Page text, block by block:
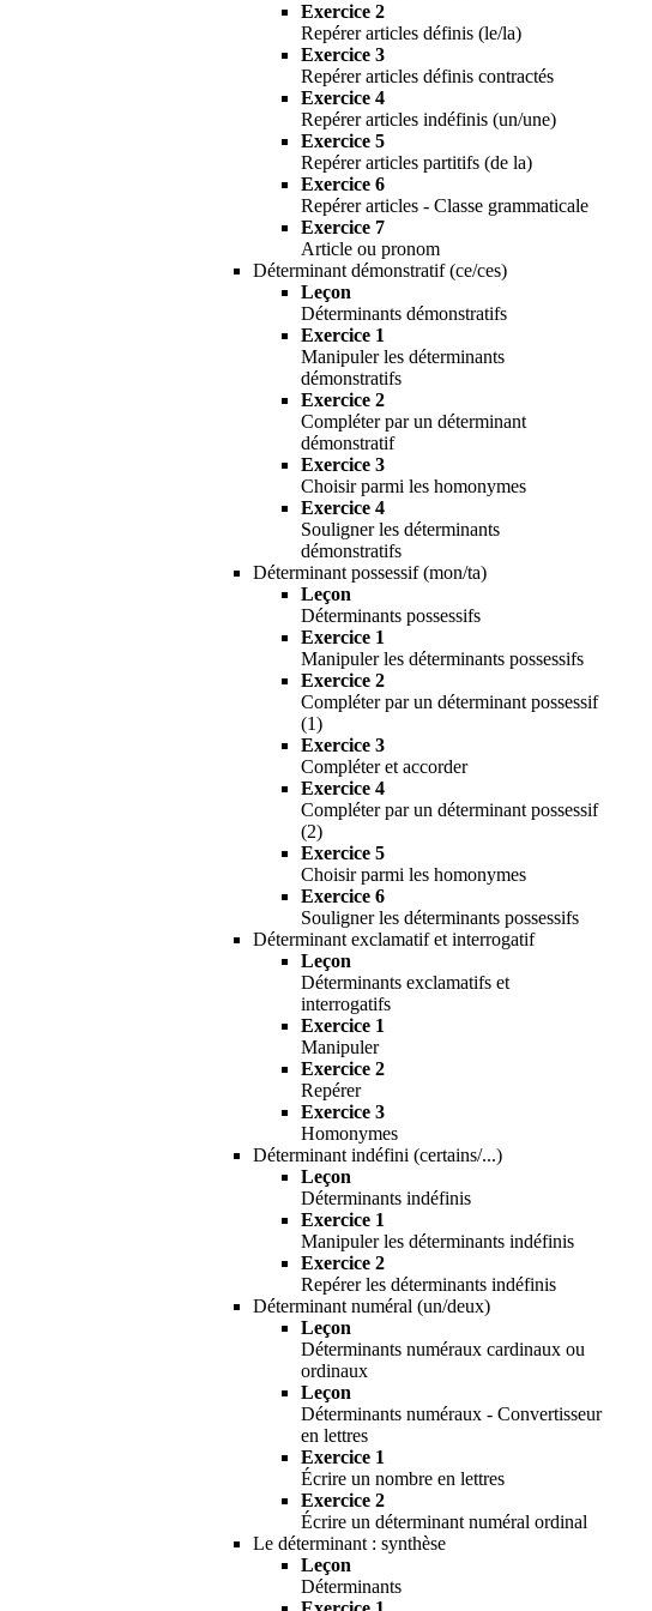
Exercice 2
Repérer articles définis (le/la)
Exercice 3
Repérer articles définis contractés
Exercice 4
Repérer articles indéfinis (un/une)
Exercice 5
Repérer articles partitifs (de la)
Exercice 6
Repérer articles - Classe grammaticale
Exercice 7
Article ou pronom
Déterminant démonstratif (ce/ces)
Leçon
Déterminants démonstratifs
Exercice 1
Manipuler les déterminants
démonstratifs
Exercice 2
Compléter par un déterminant
démonstratif
Exercice 3
Choisir parmi les homonymes
Exercice 4
Souligner les déterminants
démonstratifs
Déterminant possessif (mon/ta)
Leçon
Déterminants possessifs
Exercice 1
Manipuler les déterminants possessifs
Exercice 2
Compléter par un déterminant possessif
(1)
Exercice 3
Compléter et accorder
Exercice 4
Compléter par un déterminant possessif
(2)
Exercice 5
Choisir parmi les homonymes
Exercice 6
Souligner les déterminants possessifs
Déterminant exclamatif et interrogatif
Leçon
Déterminants exclamatifs et
interrogatifs
Exercice 1
Manipuler
Exercice 2
Repérer
Exercice 3
Homonymes
Déterminant indéfini (certains/...)
Leçon
Déterminants indéfinis
Exercice 1
Manipuler les déterminants indéfinis
Exercice 2
Repérer les déterminants indéfinis
Déterminant numéral (un/deux)
Leçon
Déterminants numéraux cardinaux ou
ordinaux
Leçon
Déterminants numéraux - Convertisseur
en lettres
Exercice 1
Écrire un nombre en lettres
Exercice 2
Écrire un déterminant numéral ordinal
Le déterminant : synthèse
Leçon
Déterminants